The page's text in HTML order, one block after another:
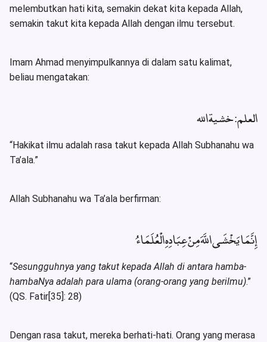
melembutkan hati kita, semakin dekat kita kepada Allah,
semakin takut kita kepada Allah dengan ilmu tersebut.
Imam Ahmad menyimpulkannya di dalam satu kalimat,
beliau mengatakan:
العلم: خشية الله
“Hakikat ilmu adalah rasa takut kepada Allah Subhanahu wa
Ta’ala.”
Allah Subhanahu wa Ta’ala berfirman:
إِنَّمَا يَخْشَى اللَّهَ مِنْ عِبَادِهِ الْعُلَمَاءُ
“Sesungguhnya yang takut kepada Allah di antara hamba-
hambaNya adalah para ulama (orang-orang yang berilmu).”
(QS. Fatir[35]: 28)
Dengan rasa takut, mereka berhati-hati. Orang yang merasa